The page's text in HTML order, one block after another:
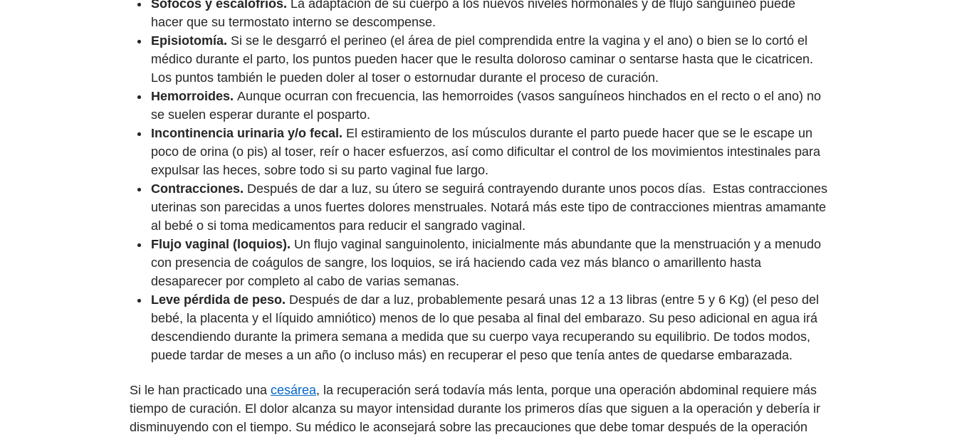
Sofocos y escalofríos. La adaptación de su cuerpo a los nuevos niveles hormonales y de flujo sanguíneo puede
hacer que su termostato interno se descompense.
Episiotomía. Si se le desgarró el perineo (el área de piel comprendida entre la vagina y el ano) o bien se lo cortó el
médico durante el parto, los puntos pueden hacer que le resulta doloroso caminar o sentarse hasta que le cicatricen.
Los puntos también le pueden doler al toser o estornudar durante el proceso de curación.
Hemorroides. Aunque ocurran con frecuencia, las hemorroides (vasos sanguíneos hinchados en el recto o el ano) no
se suelen esperar durante el posparto.
Incontinencia urinaria y/o fecal. El estiramiento de los músculos durante el parto puede hacer que se le escape un
poco de orina (o pis) al toser, reír o hacer esfuerzos, así como dificultar el control de los movimientos intestinales para
expulsar las heces, sobre todo si su parto vaginal fue largo.
Contracciones. Después de dar a luz, su útero se seguirá contrayendo durante unos pocos días. Estas contracciones
uterinas son parecidas a unos fuertes dolores menstruales. Notará más este tipo de contracciones mientras amamante
al bebé o si toma medicamentos para reducir el sangrado vaginal.
Flujo vaginal (loquios). Un flujo vaginal sanguinolento, inicialmente más abundante que la menstruación y a menudo
con presencia de coágulos de sangre, los loquios, se irá haciendo cada vez más blanco o amarillento hasta
desaparecer por completo al cabo de varias semanas.
Leve pérdida de peso. Después de dar a luz, probablemente pesará unas 12 a 13 libras (entre 5 y 6 Kg) (el peso del
bebé, la placenta y el líquido amniótico) menos de lo que pesaba al final del embarazo. Su peso adicional en agua irá
descendiendo durante la primera semana a medida que su cuerpo vaya recuperando su equilibrio. De todos modos,
puede tardar de meses a un año (o incluso más) en recuperar el peso que tenía antes de quedarse embarazada.
Si le han practicado una cesárea, la recuperación será todavía más lenta, porque una operación abdominal requiere más
tiempo de curación. El dolor alcanza su mayor intensidad durante los primeros días que siguen a la operación y debería ir
disminuyendo con el tiempo. Su médico le aconsejará sobre las precauciones que debe tomar después de la operación